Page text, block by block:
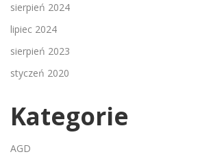
sierpień 2024
lipiec 2024
sierpień 2023
styczeń 2020
Kategorie
AGD